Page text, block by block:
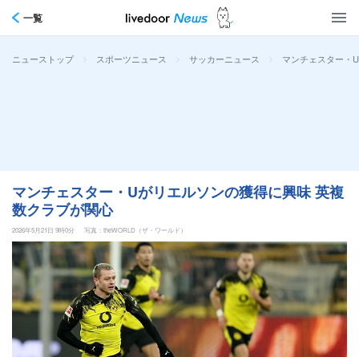
一覧
ニューストップ > スポーツニュース > サッカーニュース > マンチェスター・
マンチェスター・Uがリエルソンの獲得に興味 英複
数クラブが関心
2026年5月21日 9時0分 写真：theWORLD（ザ・ワールド）